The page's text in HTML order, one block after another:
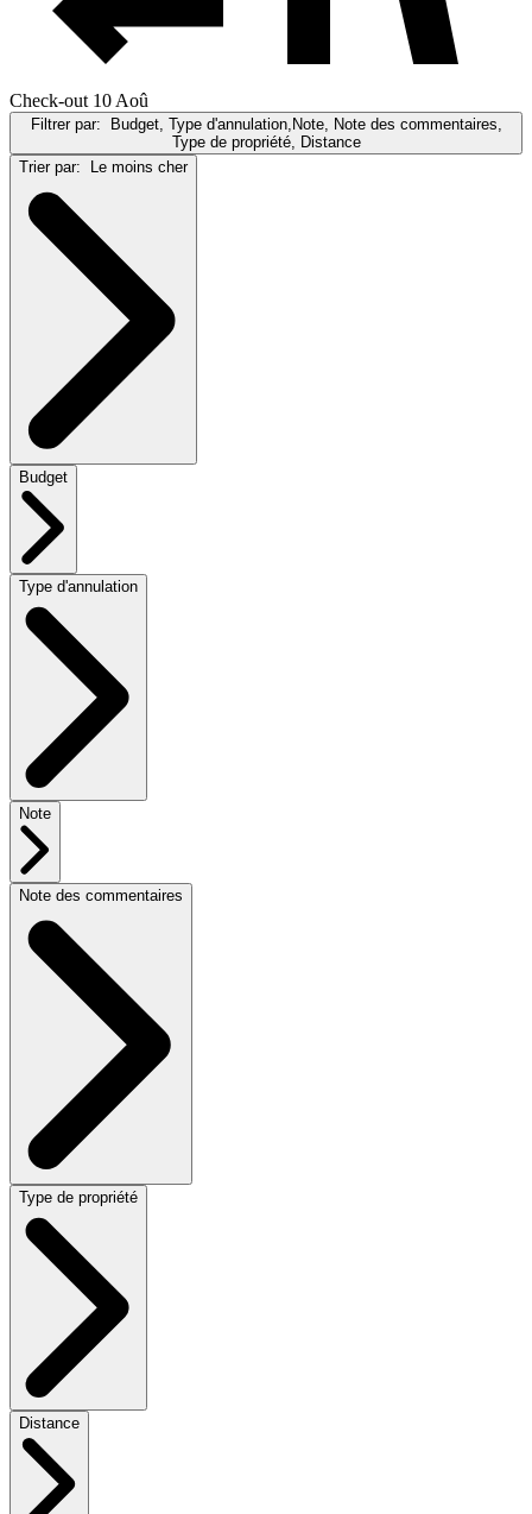
Check-out 10 Aoû
Filtrer par:
Budget, Type d'annulation,Note, Note des commentaires,
Type de propriété, Distance
Trier par:
Le moins cher
Budget
Type d'annulation
Note
Note des commentaires
Type de propriété
Distance